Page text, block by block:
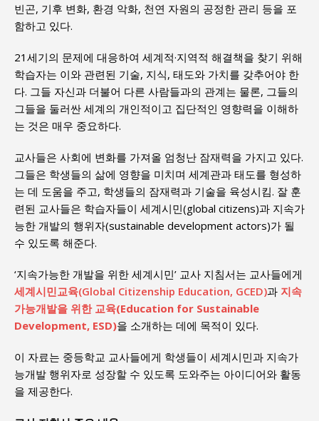
빈곤, 기후 변화, 환경 악화, 천연 자원의 공정한 관리 등을 포
함하고 있다.
21세기의 문제에 대응하여 세계적·지역적 해결책을 찾기 위해
학습자는 이와 관련된 기술, 지식, 태도와 가치를 갖추어야 한
다. 그들 자신과 더불어 다른 사람들과의 관계는 물론, 그들의
그들을 둘러싼 세계의 개인적이고 집단적인 영향력을 이해하
는 것은 매우 중요하다.
교사들은 사회에 변화를 가져올 엄청난 잠재력을 가지고 있다.
그들은 학생들의 삶에 영향을 미치며 세계관과 태도를 형성하
는 데 도움을 주고, 학생들의 잠재력과 기술을 육성시킴. 잘 훈
련된 교사들은 학습자들이 세계시민(global citizens)과 지속가
능한 개발의 행위자(sustainable development actors)가 될
수 있도록 해준다.
‘지속가능한 개발을 위한 세계시민’ 교사 지침서는 교사들에게
세계시민교육(Global Citizenship Education, GCED)과 지속
가능개발을 위한 교육(Education for Sustainable
Development, ESD)을 소개하는 데에 목적이 있다.
이 자료는 중등학교 교사들에게 학생들이 세계시민과 지속가
능개발 행위자로 성장할 수 있도록 도와주는 아이디어와 활동
을 제공한다.